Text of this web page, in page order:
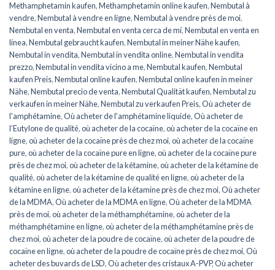
Methamphetamin kaufen,Methamphetamin online kaufen,Nembutal à
vendre,Nembutal à vendre en ligne,Nembutal à vendre près de moi,
Nembutal en venta,Nembutal en venta cerca de mí,Nembutal en venta en
línea,Nembutal gebraucht kaufen,Nembutal in meiner Nähe kaufen,
Nembutal in vendita,Nembutal in vendita online,Nembutal in vendita
prezzo,Nembutal in vendita vicino a me,Nembutal kaufen,Nembutal
kaufen Preis,Nembutal online kaufen,Nembutal online kaufen in meiner
Nähe,Nembutal precio de venta,Nembutal Qualität kaufen,Nembutal zu
verkaufen in meiner Nähe,Nembutal zu verkaufen Preis,Où acheter de
l'amphétamine,Où acheter de l'amphétamine liquide,Où acheter de
l’Eutylone de qualité,où acheter de la cocaïne,où acheter de la cocaïne en
ligne,où acheter de la cocaïne près de chez moi,où acheter de la cocaïne
pure,où acheter de la cocaïne pure en ligne,où acheter de la cocaïne pure
près de chez moi,où acheter de la kétamine,où acheter de la kétamine de
qualité,où acheter de la kétamine de qualité en ligne,où acheter de la
kétamine en ligne,où acheter de la kétamine près de chez moi,Où acheter
de la MDMA,Où acheter de la MDMA en ligne,Où acheter de la MDMA
près de moi,où acheter de la méthamphétamine,où acheter de la
méthamphétamine en ligne,où acheter de la méthamphétamine près de
chez moi,où acheter de la poudre de cocaïne,où acheter de la poudre de
cocaïne en ligne,où acheter de la poudre de cocaïne près de chez moi,Où
acheter des buvards de LSD,Où acheter des cristaux A-PVP,Où acheter